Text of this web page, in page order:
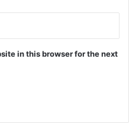
in this browser for the next